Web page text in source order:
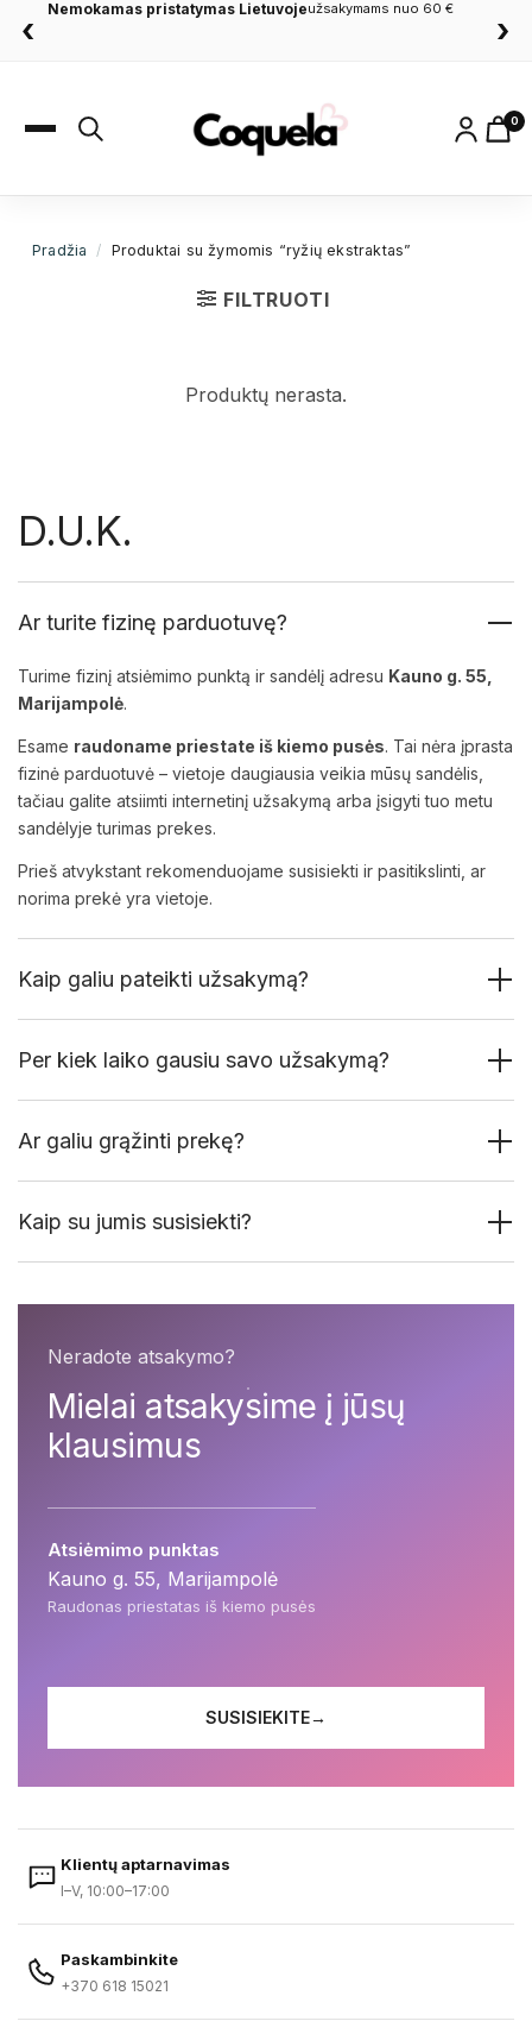
‹
Nemokamas pristatymas Lietuvojeužsakymams nuo 60 €
›
0
Pradžia / Produktai su žymomis “ryžių ekstraktas”
FILTRUOTI
Produktų nerasta.
D.U.K.
Ar turite fizinę parduotuvę?
Turime fizinį atsiėmimo punktą ir sandėlį adresu Kauno g. 55,
Marijampolė.
Esame raudoname priestate iš kiemo pusės. Tai nėra įprasta
fizinė parduotuvė – vietoje daugiausia veikia mūsų sandėlis,
tačiau galite atsiimti internetinį užsakymą arba įsigyti tuo metu
sandėlyje turimas prekes.
Prieš atvykstant rekomenduojame susisiekti ir pasitikslinti, ar
norima prekė yra vietoje.
Kaip galiu pateikti užsakymą?
Per kiek laiko gausiu savo užsakymą?
Ar galiu grąžinti prekę?
Kaip su jumis susisiekti?
Neradote atsakymo?
Mielai atsakysime į jūsų
klausimus
Atsiėmimo punktas
Kauno g. 55, Marijampolė
Raudonas priestatas iš kiemo pusės
SUSISIEKITE→
Klientų aptarnavimas
I–V, 10:00–17:00
Paskambinkite
+370 618 15021